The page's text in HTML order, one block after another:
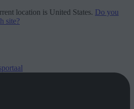
location is United States. Do you
site?